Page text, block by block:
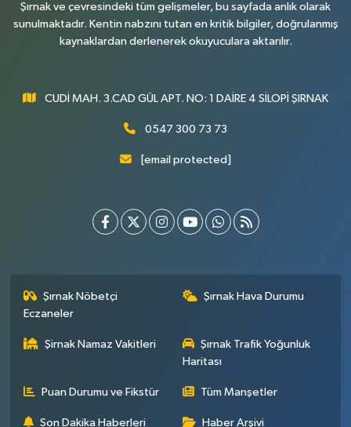
Şırnak ve çevresindeki tüm gelişmeler, bu sayfada anlık olarak
sunulmaktadır. Kentin nabzını tutan en kritik bilgiler, doğrulanmış
kaynaklardan derlenerek okuyuculara aktarılır.
CUDİ MAH. 3.CAD GÜL APT. NO: 1 DAİRE 4 SİLOPİ ŞIRNAK
0547 300 73 73
[email protected]
Şırnak Nöbetçi
Eczaneler
Şırnak Hava Durumu
Şirnak Namaz Vakitleri
Şırnak Trafik Yoğunluk
Haritası
Puan Durumu ve Fikstür Tüm Manşetler
Son Dakika Haberleri Haber Arşivi